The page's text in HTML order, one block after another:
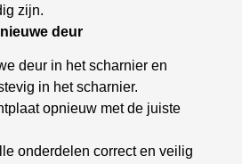
zijn.
deur
deur in het scharnier en
in het scharnier.
opnieuw met de juiste
onderdelen correct en veilig